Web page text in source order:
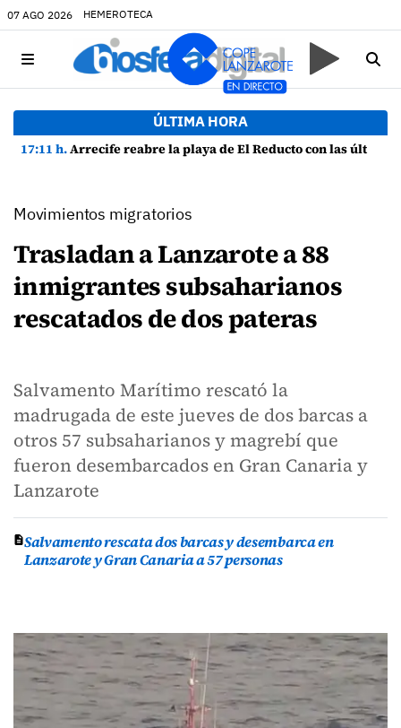
07 AGO 2026 HEMEROTECA
ÚLTIMA HORA
17:11 h.Arrecife reabre la playa de El Reducto con las últimas analíticas mostrando "una buena calidad de las aguas para el baño"
Movimientos migratorios
Trasladan a Lanzarote a 88
inmigrantes subsaharianos
rescatados de dos pateras
Salvamento Marítimo rescató la
madrugada de este jueves de dos barcas a
otros 57 subsaharianos y magrebí que
fueron desembarcados en Gran Canaria y
Lanzarote
Salvamento rescata dos barcas y desembarca en
Lanzarote y Gran Canaria a 57 personas